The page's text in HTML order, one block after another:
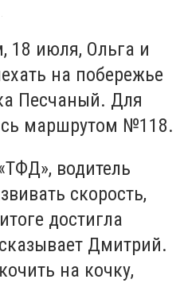
18 июля, Ольга и
на побережье
Песчаный. Для
маршрутом №118.
водитель
скорость,
достигла
Дмитрий.
на кочку,